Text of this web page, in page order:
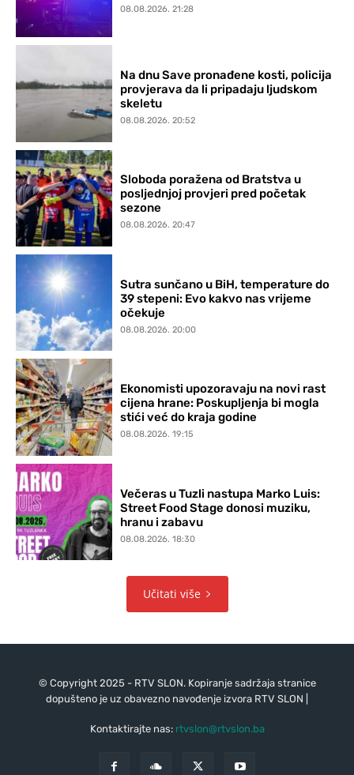
08.08.2026. 21:28
Na dnu Save pronađene kosti, policija
provjerava da li pripadaju ljudskom
skeletu
08.08.2026. 20:52
Sloboda poražena od Bratstva u
posljednjoj provjeri pred početak
sezone
08.08.2026. 20:47
Sutra sunčano u BiH, temperature do
39 stepeni: Evo kakvo nas vrijeme
očekuje
08.08.2026. 20:00
Ekonomisti upozoravaju na novi rast
cijena hrane: Poskupljenja bi mogla
stići već do kraja godine
08.08.2026. 19:15
Večeras u Tuzli nastupa Marko Luis:
Street Food Stage donosi muziku,
hranu i zabavu
08.08.2026. 18:30
Učitati više
© Copyright 2025 - RTV SLON. Kopiranje sadržaja stranice
dopušteno je uz obavezno navođenje izvora RTV SLON |
Kontaktirajte nas: rtvslon@rtvslon.ba